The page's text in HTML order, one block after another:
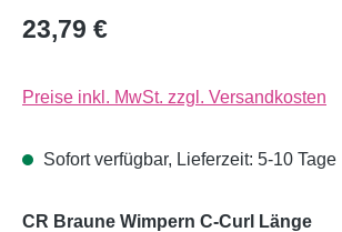
23,79 €
Preise inkl. MwSt. zzgl. Versandkosten
Sofort verfügbar, Lieferzeit: 5-10 Tage
CR Braune Wimpern C-Curl Länge